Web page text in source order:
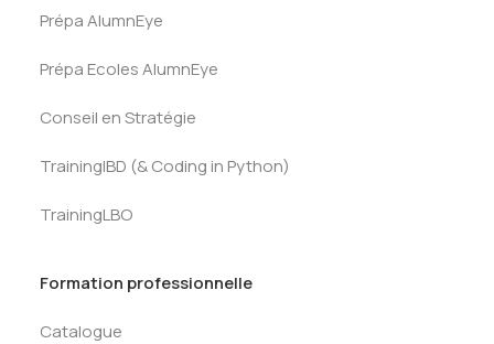
Prépa AlumnEye
Prépa Ecoles AlumnEye
Conseil en Stratégie
TrainingIBD (& Coding in Python)
TrainingLBO
Formation professionnelle
Catalogue